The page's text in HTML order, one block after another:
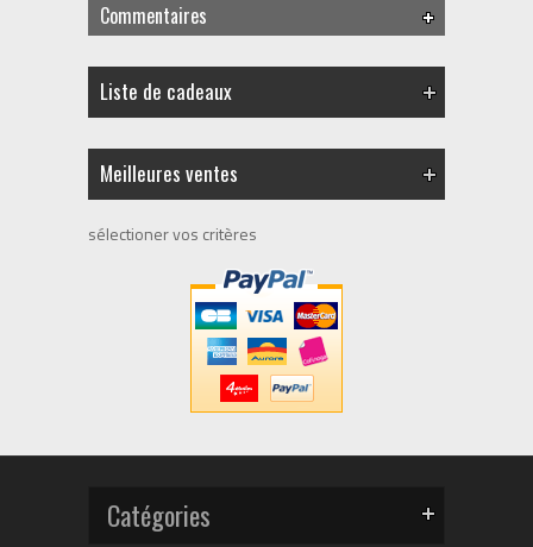
Commentaires
Liste de cadeaux
Meilleures ventes
sélectioner vos critères
Catégories